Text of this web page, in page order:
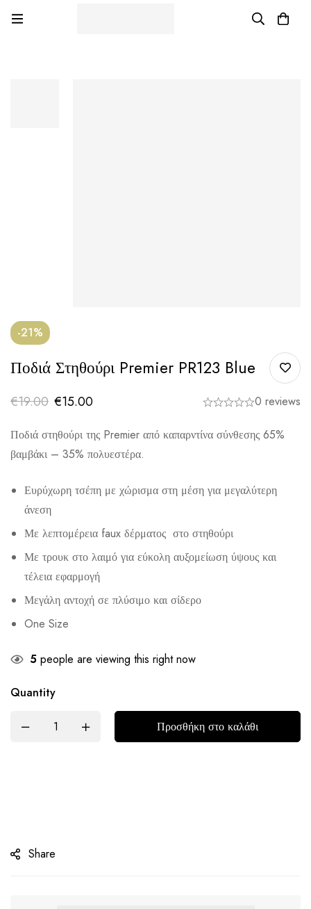
-21%
Ποδιά Στηθούρι Premier PR123 Blue
€19.00 €15.00 0 reviews
Ποδιά στηθούρι της Premier από καπαρντίνα σύνθεσης 65%
βαμβάκι – 35% πολυεστέρα.
Ευρύχωρη τσέπη με χώρισμα στη μέση για μεγαλύτερη
άνεση
Με λεπτομέρεια faux δέρματος στο στηθούρι
Με τρουκ στο λαιμό για εύκολη αυξομείωση ύψους και
τέλεια εφαρμογή
Μεγάλη αντοχή σε πλύσιμο και σίδερο
One Size
5 people are viewing this right now
Quantity
Προσθήκη στο καλάθι
Share